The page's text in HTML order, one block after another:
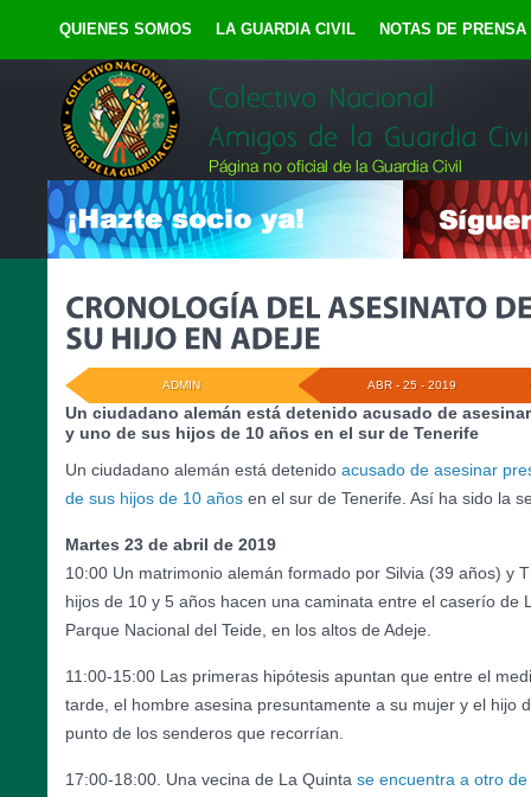
QUIENES SOMOS LA GUARDIA CIVIL NOTAS DE PRENSA
ABR - 25 - 2019
ADMIN
Un ciudadano alemán está detenido acusado de
y uno de sus hijos de 10 años en el sur de Tenerife
Un ciudadano alemán está detenido acusado de asesinar
de sus hijos de 10 años en el sur de Tenerife. Así ha sido la
Martes 23 de abril de 2019
10:00 Un matrimonio alemán formado por Silvia (39 años) y
hijos de 10 y 5 años hacen una caminata entre el caserío de
Parque Nacional del Teide, en los altos de Adeje.
11:00-15:00 Las primeras hipótesis apuntan que entre el
tarde, el hombre asesina presuntamente a su mujer y el hijo
punto de los senderos que recorrían.
17:00-18:00. Una vecina de La Quinta se encuentra a otro de